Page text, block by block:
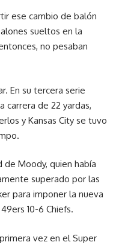
ese cambio de balón
sueltos en la
no pesaban
En su tercera serie
carrera de 22 yardas,
y Kansas City se tuvo
Moody, quien había
superado por las
para imponer la nueva
10-6 Chiefs.
vez en el Super